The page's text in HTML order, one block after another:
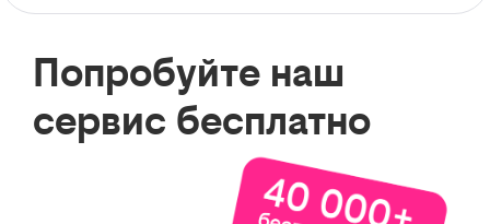
Попробуйте наш
сервис бесплатно